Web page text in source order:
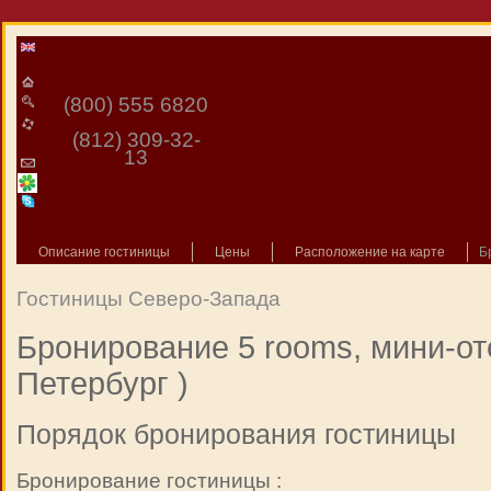
(800) 555 6820
(812) 309-32-
13
Описание гостиницы Цены Расположение на карте
Гостиницы Северо-Запада
Бронирование 5 rooms, мини-
Петербург )
Порядок бронирования гостиницы
Бронирование гостиницы :